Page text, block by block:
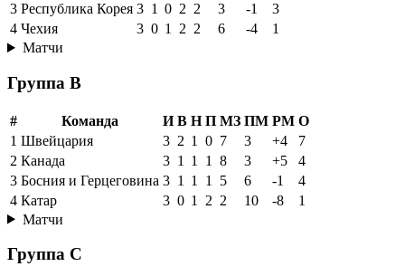
3 Республика Корея 3 1 0 2 2 3 -1
3
4 Чехия 3 0 1 2 2 6 -4
1
Матчи
Группа B
# Команда И В Н П МЗ ПМ РМ О
1 Швейцария 3 2 1 0 7 3 +4
7
2 Канада 3 1 1 1 8 3 +5
4
3 Босния и Герцеговина 3 1 1 1 5 6 -1
4
4 Катар 3 0 1 2 2 10 -8
1
Матчи
Группа C